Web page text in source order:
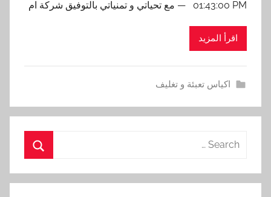
01:43:00 PM — مع تحياتي و تمنياتي بالتوفيق شركة ام
اقرأ المزيد
اكياس تعبئة و تغليف
Search